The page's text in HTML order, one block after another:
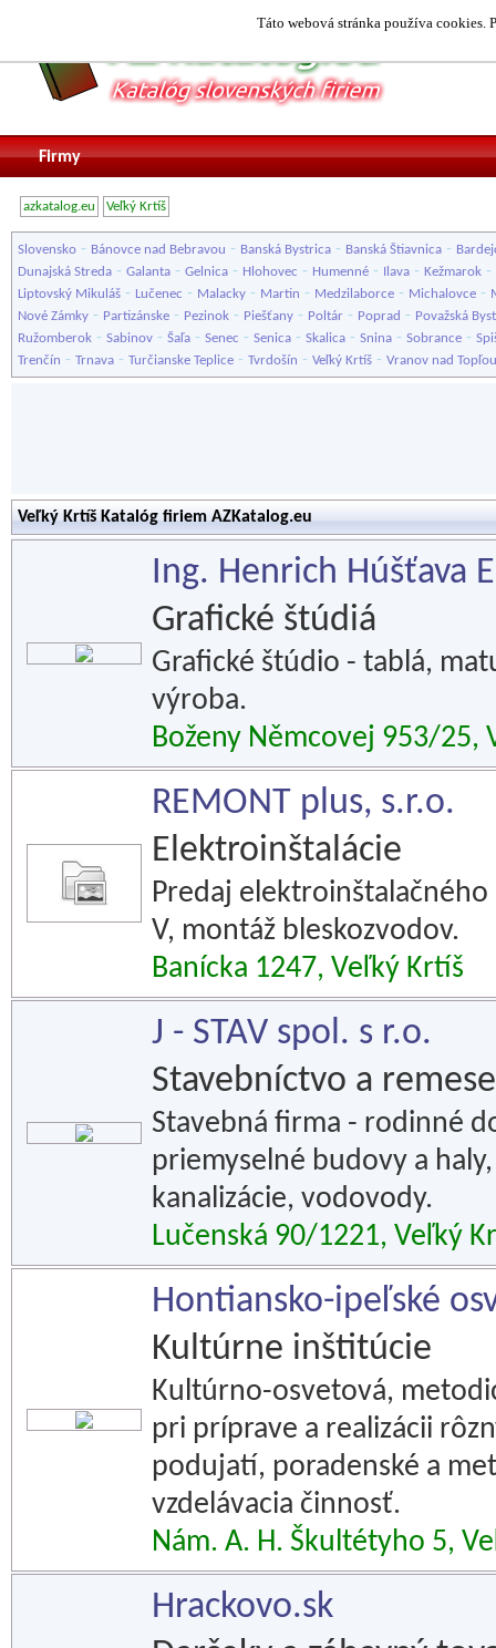
Táto webová stránka používa cookies.
Firmy
azkatalog.eu Veľký Krtíš
Slovensko - Bánovce nad Bebravou - Banská Bystrica - Banská Štiavnica -
Dunajská Streda - Galanta - Gelnica - Hlohovec - Humenné - Ilava - Kežmarok -
Liptovský Mikuláš - Lučenec - Malacky - Martin - Medzilaborce - Michalovce -
Nové Zámky - Partizánske - Pezinok - Piešťany - Poltár - Poprad - Považská
Ružomberok - Sabinov - Šaľa - Senec - Senica - Skalica - Snina - Sobrance -
Trenčín - Trnava - Turčianske Teplice - Tvrdošín - Veľký Krtíš - Vranov nad Topľou
Veľký Krtíš Katalóg firiem AZKatalog.eu
Ing. Henrich Húšťava
Grafické štúdiá
Grafické štúdio - tablá,
výroba.
Boženy Němcovej 953/25,
REMONT plus, s.r.o.
Elektroinštalácie
Predaj
V, montáž bleskozvodov.
Banícka 1247, Veľký Krtíš
J - STAV spol. s r.o.
Stavebníctvo a
Stavebná firma - rodinné
priemyselné budovy a
kanalizácie, vodovody.
Lučenská 90/1221, Veľký
Hontiansko-ipeľské
Kultúrne inštitúcie
Kultúrno-osvetová,
pri príprave a realizácii
podujatí, poradenské a
vzdelávacia činnosť.
Nám. A. H. Škultétyho 5,
Hrackovo.sk